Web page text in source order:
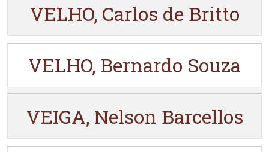
VELHO, Carlos de Britto
VELHO, Bernardo Souza
VEIGA, Nelson Barcellos